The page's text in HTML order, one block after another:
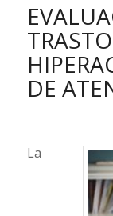
DE
La